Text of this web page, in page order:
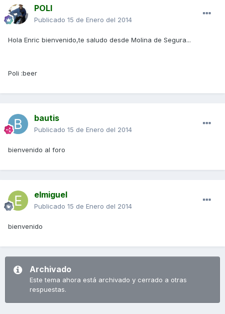
POLI
Publicado 15 de Enero del 2014
Hola Enric bienvenido,te saludo desde Molina de Segura...
Poli :beer
bautis
Publicado 15 de Enero del 2014
bienvenido al foro
elmiguel
Publicado 15 de Enero del 2014
bienvenido
Archivado
Este tema ahora está archivado y cerrado a otras
respuestas.